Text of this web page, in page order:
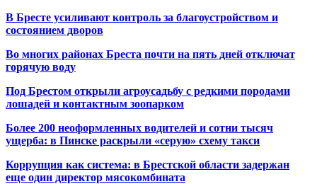
В Бресте усиливают контроль за благоустройством и
состоянием дворов
Во многих районах Бреста почти на пять дней отключат
горячую воду
Под Брестом открыли агроусадьбу с редкими породами
лошадей и контактным зоопарком
Более 200 неоформленных водителей и сотни тысяч
ущерба: в Пинске раскрыли «серую» схему такси
Коррупция как система: в Брестской области задержан
еще один директор мясокомбината